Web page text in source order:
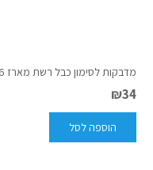
מדבקות לסימון כבל רשת מארז 16 מדבקות כפולות
₪34
הוספה לסל